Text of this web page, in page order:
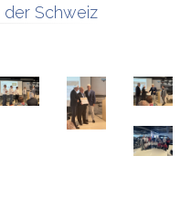
der Schweiz